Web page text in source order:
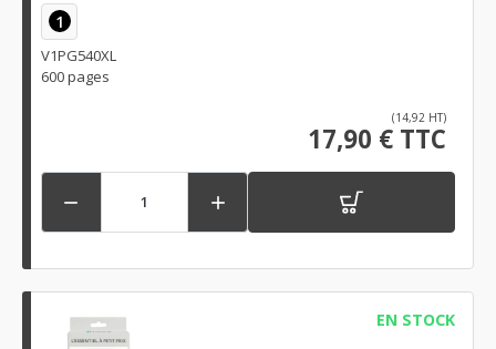
1
V1PG540XL
600 pages
(14,92 HT)
17,90 € TTC
 
EN STOCK